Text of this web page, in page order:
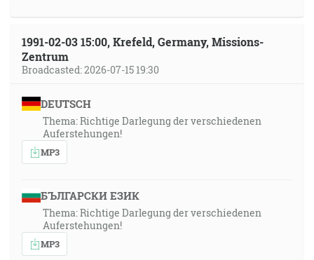
1991-02-03 15:00, Krefeld, Germany, Missions-
Zentrum
Broadcasted: 2026-07-15 19:30
DEUTSCH
Thema: Richtige Darlegung der verschiedenen
Auferstehungen!
MP3
БЪЛГАРСКИ ЕЗИК
Thema: Richtige Darlegung der verschiedenen
Auferstehungen!
MP3